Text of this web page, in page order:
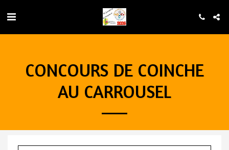
CONCOURS DE COINCHE
AU CARROUSEL